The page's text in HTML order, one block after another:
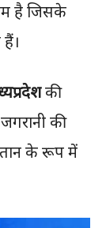
है जिसके
की
की
के रूप में